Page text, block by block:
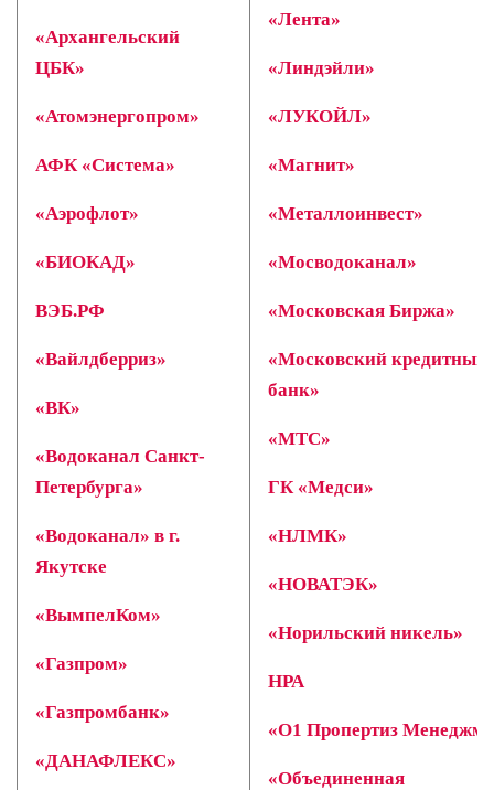
«Архангельский
ЦБК»
«Атомэнергопром»
АФК «Система»
«Аэрофлот»
«БИОКАД»
ВЭБ.РФ
«Вайлдберриз»
«ВК»
«Водоканал Санкт-
Петербурга»
«Водоканал» в г.
Якутске
«ВымпелКом»
«Газпром»
«Газпромбанк»
«ДАНАФЛЕКС»
«Лента»
«Линдэйли»
«ЛУКОЙЛ»
«Магнит»
«Металлоинвест»
«Мосводоканал»
«Московская Биржа»
«Московский кредитный
банк»
«МТС»
ГК «Медси»
«НЛМК»
«НОВАТЭК»
«Норильский никель»
НРА
«О1 Пропертиз
«Объединенная